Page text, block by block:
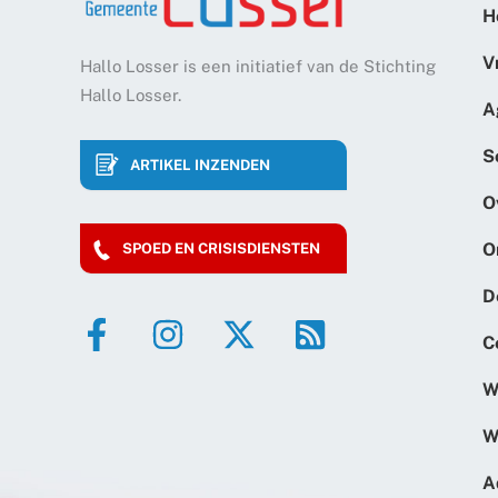
Hallo Losser is een initiatief van de Stichting
Hallo Losser.
ARTIKEL INZENDEN
SPOED EN CRISISDIENSTEN